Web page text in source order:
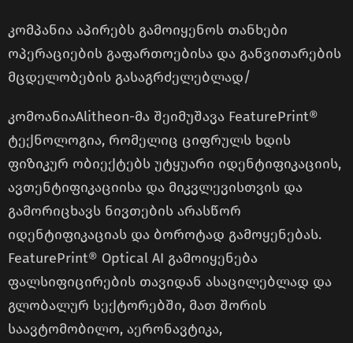
კომპანია აპირებს გამოიყენოს თანხები
ოპერაციების გაფართოებისა და განვითარების
მცდელობების გასაგრძელებლად/
კომოანიაAlitheon-მა შეიმუშავა FeaturePrint®
ტექნოლოგია, რომელიც ციფრულს ხდის
ფიზიკურ ობიექტებს უტყუარი იდენტიფიკაციის,
ავთენტიფიკაციისა და მიკვლევისთვის და
გამორიცხავს ნივთების არასწორ
იდენტიფიკაციას და ბოროტად გამოყენებას.
FeaturePrint® Optical AI გამოიყენება
ფალსიფიცირების თავიდან ასაცილებლად და
გლობალურ სექტორებში, მათ შორის
საავტომობილო, აერონავტიკა,